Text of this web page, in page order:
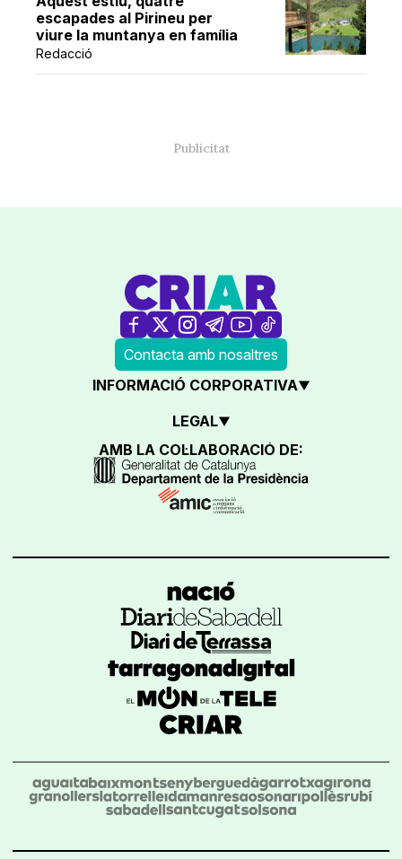
escapades al Pirineu per
viure la muntanya en família
Redacció
Contacta amb nosaltres
INFORMACIÓ CORPORATIVA
LEGAL
AMB LA COL·LABORACIÓ DE: